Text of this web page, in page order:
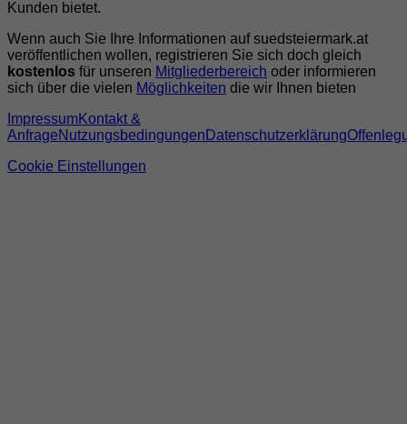
Kunden bietet.
Wenn auch Sie Ihre Informationen auf suedsteiermark.at
veröffentlichen wollen, registrieren Sie sich doch gleich
kostenlos für unseren Mitgliederbereich oder informieren
sich über die vielen Möglichkeiten die wir Ihnen bieten
ImpressumKontakt &
AnfrageNutzungsbedingungen Datenschutzerklärung
Cookie Einstellungen